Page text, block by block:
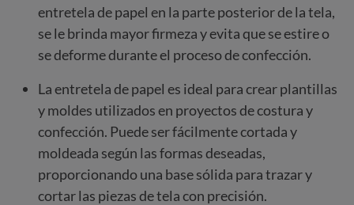
entretela de papel en la parte posterior de la tela,
se le brinda mayor firmeza y evita que se estire o
se deforme durante el proceso de confección.
La entretela de papel es ideal para crear plantillas
y moldes utilizados en proyectos de costura y
confección. Puede ser fácilmente cortada y
moldeada según las formas deseadas,
proporcionando una base sólida para trazar y
cortar las piezas de tela con precisión.